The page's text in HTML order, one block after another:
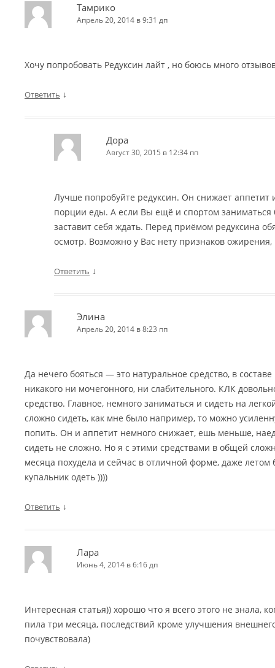
Тамрико
Апрель 20, 2014 в 9:31 дп
Хочу попробовать Редуксин лайт , но боюсь много
Ответить ↓
Дора
Август 30, 2015 в 12:34 пп
Лучше попробуйте редуксин. Он снижает аппетит
порции еды. А если Вы ещё и спортом заниматься
заставит себя ждать. Перед приёмом редуксина
осмотр. Возможно у Вас нету признаков
Ответить ↓
Элина
Апрель 20, 2014 в 8:23 пп
Да нечего бояться — это натуральное средство, в
никакого ни мочегонного, ни слабительного. КЛК
средство. Главное, немного заниматься и сидеть на
сложно сидеть, как мне было например, то можно
попить. Он и аппетит немного снижает, ешь меньше,
сидеть не сложно. Но я с этими средствами в общей
месяца похудела и сейчас в отличной форме, даже летом
купальник одеть ))))
Ответить ↓
Лара
Июнь 4, 2014 в 6:16 дп
Интересная статья)) хорошо что я всего этого не знала,
пила три месяца, последствий кроме улучшения
почувствовала)